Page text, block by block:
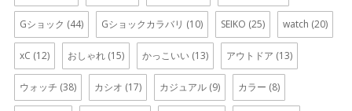
Gショック (44) Gショックカラバリ (10) SEIKO (25) watch (20)
xC (12) おしゃれ (15) かっこいい (13) アウトドア (13)
ウォッチ (38) カシオ (17) カジュアル (9) カラー (8)